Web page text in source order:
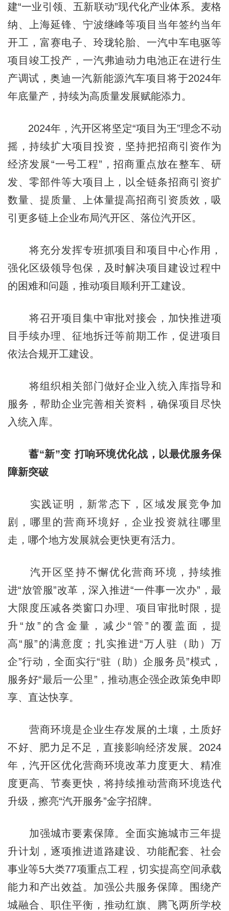
建“一业引领、五新联动”现代化产业体系。麦格
纳、上海延锋、宁波继峰等项目当年签约当年
开工，富赛电子、玲珑轮胎、一汽中车电驱等
项目竣工投产，一汽弗迪动力电池正在进行生
产调试，奥迪一汽新能源汽车项目将于2024年
年底量产，持续为高质量发展赋能添力。
2024年，汽开区将坚定“项目为王”理念不动
摇，持续扩大项目投资，坚持把招商引资作为
经济发展“一号工程”，招商重点放在整车、研
发、零部件等大项目上，以全链条招商引资扩
数量、提质量、上体量提高招商引资质效，吸
引更多链上企业布局汽开区、落位汽开区。
将充分发挥专班抓项目和项目中心作用，
强化区级领导包保，及时解决项目建设过程中
的困难和问题，推动项目顺利开工建设。
将召开项目集中审批对接会，加快推进项
目手续办理、征地拆迁等前期工作，促进项目
依法合规开工建设。
将组织相关部门做好企业入统入库指导和
服务，帮助企业完善相关资料，确保项目尽快
入统入库。
蓄“新”变 打响环境优化战，以最优服务保
障新突破
实践证明，新常态下，区域发展竞争加
剧，哪里的营商环境好，企业投资就往哪里
走，哪个地方发展就会更快更有活力。
汽开区坚持不懈优化营商环境，持续推
进“放管服”改革，深入推进“一件事一次办”，最
大限度压减各类窗口办理、项目审批时限，提
升“放”的含金量，减少“管”的覆盖面，提
高“服”的满意度；扎实推进“万人驻（助）万
企”行动，全面实行“驻（助）企服务员”模式，
服务好“最后一公里”，推动惠企强企政策免申即
享、直达快享。
营商环境是企业生存发展的土壤，土质好
不好、肥力足不足，直接影响经济发展。2024
年，汽开区优化营商环境改革力度更大、精准
度更高、节奏更快，将持续推动营商环境迭代
升级，擦亮“汽开服务”金字招牌。
加强城市要素保障。全面实施城市三年提
升计划，逐项推进道路建设、功能配套、社会
事业等5大类77项重点工程，切实提高空间承载
能力和产出效益。加强公共服务保障。围绕产
城融合、职住平衡，推动红旗、腾飞两所学校